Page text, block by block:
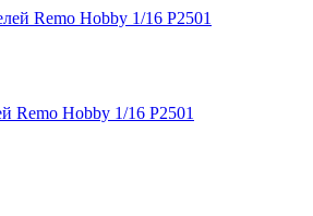
Remo Hobby 1/16 P2501